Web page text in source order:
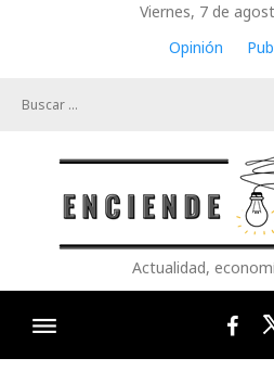
Viernes, 7 de
Opinión
Actualidad,